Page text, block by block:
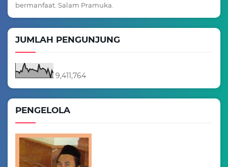
bermanfaat. Salam Pramuka.
JUMLAH PENGUNJUNG
9,411,764
PENGELOLA